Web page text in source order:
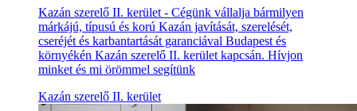
Kazán szerelő II. kerület - Cégünk vállalja bármilyen
márkájú, típusú és korú Kazán javítását, szerelését,
cseréjét és karbantartását garanciával Budapest és
környékén Kazán szerelő II. kerület kapcsán. Hívjon
minket és mi örömmel segítünk
Kazán szerelő II. kerület